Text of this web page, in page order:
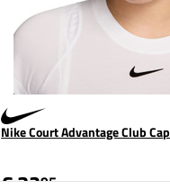
Nike Court Advantage Club Cap
95